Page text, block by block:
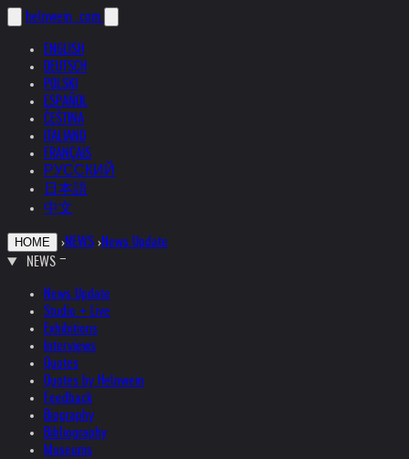
helnwein .com
ENGLISH
DEUTSCH
POLSKI
ESPAÑOL
ČEŠTINA
ITALIANO
FRANÇAIS
РУССКИЙ
日本語
中文
HOME ›NEWS ›News Update
NEWS
News Update
Studio + Live
Exhibitions
Interviews
Quotes
Quotes by Helnwein
Feedback
Biography
Bibliography
Museums